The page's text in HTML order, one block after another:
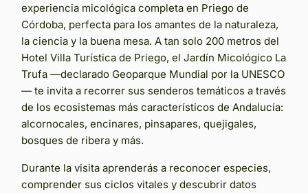
experiencia micológica completa en Priego de
Córdoba, perfecta para los amantes de la naturaleza,
la ciencia y la buena mesa. A tan solo 200 metros del
Hotel Villa Turística de Priego, el Jardín Micológico La
Trufa —declarado Geoparque Mundial por la UNESCO
— te invita a recorrer sus senderos temáticos a través
de los ecosistemas más característicos de Andalucía:
alcornocales, encinares, pinsapares, quejigales,
bosques de ribera y más.
Durante la visita aprenderás a reconocer especies,
comprender sus ciclos vitales y descubrir datos